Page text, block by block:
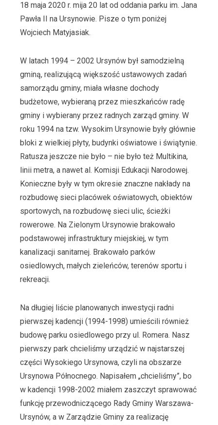
18 maja 2020 r. mija 20 lat od oddania parku im. Jana
Pawła II na Ursynowie. Pisze o tym poniżej
Wojciech Matyjasiak.
W latach 1994 – 2002 Ursynów był samodzielną
gminą, realizującą większość ustawowych zadań
samorządu gminy, miała własne dochody
budżetowe, wybieraną przez mieszkańców radę
gminy i wybierany przez radnych zarząd gminy. W
roku 1994 na tzw. Wysokim Ursynowie były głównie
bloki z wielkiej płyty, budynki oświatowe i świątynie.
Ratusza jeszcze nie było – nie było też Multikina,
linii metra, a nawet al. Komisji Edukacji Narodowej.
Konieczne były w tym okresie znaczne nakłady na
rozbudowę sieci placówek oświatowych, obiektów
sportowych, na rozbudowę sieci ulic, ścieżki
rowerowe. Na Zielonym Ursynowie brakowało
podstawowej infrastruktury miejskiej, w tym
kanalizacji sanitarnej. Brakowało parków
osiedlowych, małych zieleńców, terenów sportu i
rekreacji.
Na długiej liście planowanych inwestycji radni
pierwszej kadencji (1994-1998) umieścili również
budowę parku osiedlowego przy ul. Romera. Nasz
pierwszy park chcieliśmy urządzić w najstarszej
części Wysokiego Ursynowa, czyli na obszarze
Ursynowa Północnego. Napisałem „chcieliśmy”, bo
w kadencji 1998-2002 miałem zaszczyt sprawować
funkcję przewodniczącego Rady Gminy Warszawa-
Ursynów, a w Zarządzie Gminy za realizację